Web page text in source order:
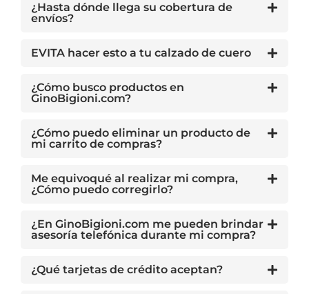
¿Hasta dónde llega su cobertura de
envíos?
EVITA hacer esto a tu calzado de cuero
¿Cómo busco productos en
GinoBigioni.com?
¿Cómo puedo eliminar un producto de
mi carrito de compras?
Me equivoqué al realizar mi compra,
¿Cómo puedo corregirlo?
¿En GinoBigioni.com me pueden brindar
asesoría telefónica durante mi compra?
¿Qué tarjetas de crédito aceptan?